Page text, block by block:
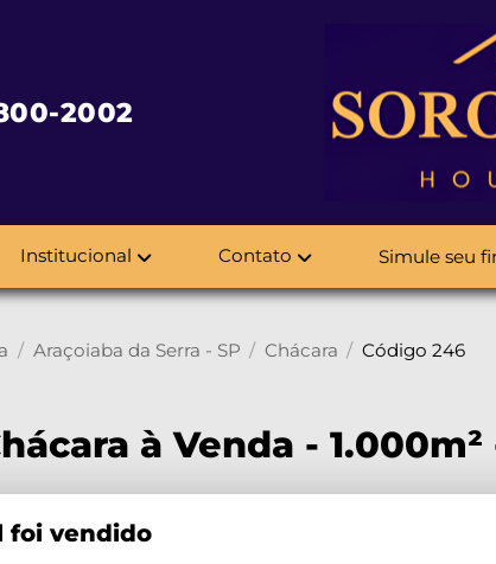
2002
Institucional Contato Simule seu
Araçoiaba da Serra - SP Chácara Código 246
à Venda -
foi vendido